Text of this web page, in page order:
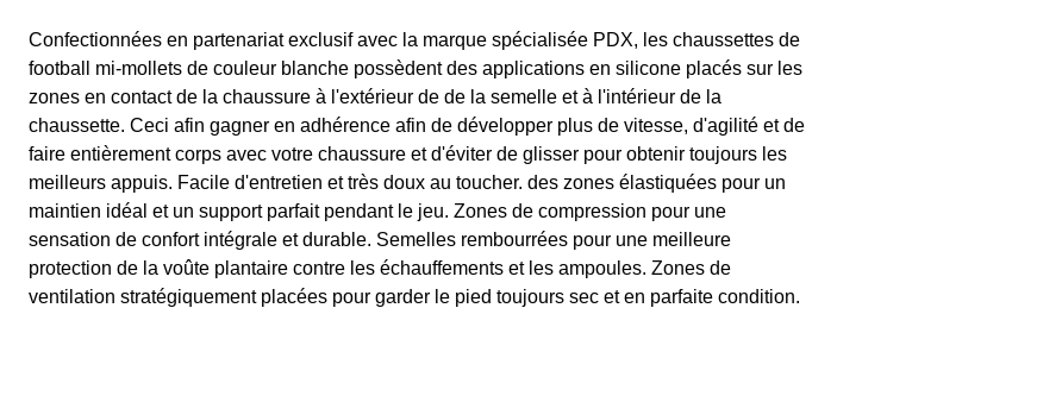
Confectionnées en partenariat exclusif avec la marque spécialisée PDX, les chaussettes de
football mi-mollets de couleur blanche possèdent des applications en silicone placés sur les
zones en contact de la chaussure à l'extérieur de de la semelle et à l'intérieur de la
chaussette. Ceci afin gagner en adhérence afin de développer plus de vitesse, d'agilité et de
faire entièrement corps avec votre chaussure et d'éviter de glisser pour obtenir toujours les
meilleurs appuis. Facile d'entretien et très doux au toucher. des zones élastiquées pour un
maintien idéal et un support parfait pendant le jeu. Zones de compression pour une
sensation de confort intégrale et durable. Semelles rembourrées pour une meilleure
protection de la voûte plantaire contre les échauffements et les ampoules. Zones de
ventilation stratégiquement placées pour garder le pied toujours sec et en parfaite condition.